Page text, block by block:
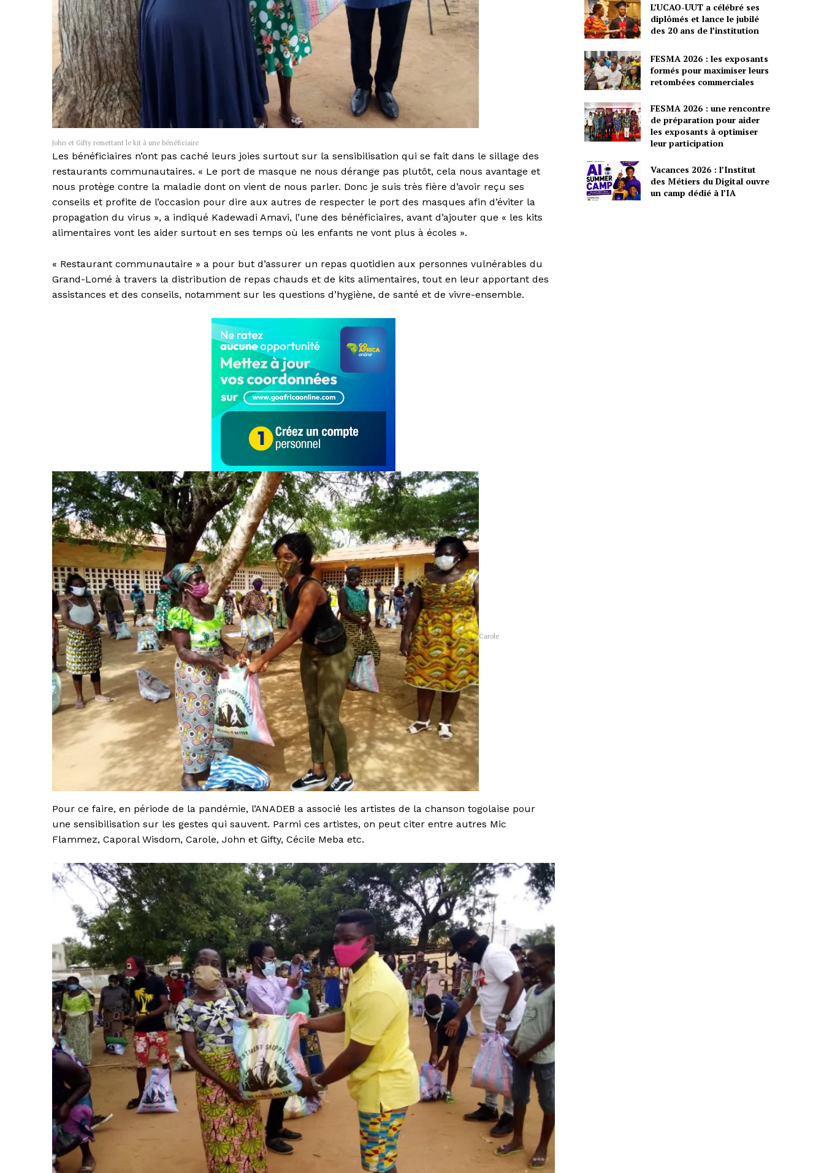
John et Gifty remettant le kit à une bénéficiaire
Les bénéficiaires n’ont pas caché leurs joies surtout sur la sensibilisation qui se fait dans le sillage des
restaurants communautaires. « Le port de masque ne nous dérange pas plutôt, cela nous avantage et
nous protège contre la maladie dont on vient de nous parler. Donc je suis très fière d’avoir reçu ses
conseils et profite de l’occasion pour dire aux autres de respecter le port des masques afin d’éviter la
propagation du virus », a indiqué Kadewadi Amavi, l’une des bénéficiaires, avant d’ajouter que « les kits
alimentaires vont les aider surtout en ses temps où les enfants ne vont plus à écoles ».
« Restaurant communautaire » a pour but d’assurer un repas quotidien aux personnes vulnérables du
Grand-Lomé à travers la distribution de repas chauds et de kits alimentaires, tout en leur apportant des
assistances et des conseils, notamment sur les questions d’hygiène, de santé et de vivre-ensemble.
Carole
Pour ce faire, en période de la pandémie, l’ANADEB a associé les artistes de la chanson togolaise pour
une sensibilisation sur les gestes qui sauvent. Parmi ces artistes, on peut citer entre autres Mic
Flammez, Caporal Wisdom, Carole, John et Gifty, Cécile Meba etc.
L’UCAO-UUT a célébré ses
diplômés et lance le jubilé
des 20 ans de l’institution
FESMA 2026 : les exposants
formés pour maximiser leurs
retombées commerciales
FESMA 2026 : une rencontre
de préparation pour aider
les exposants à optimiser
leur participation
Vacances 2026 : l’Institut
des Métiers du Digital ouvre
un camp dédié à l’IA